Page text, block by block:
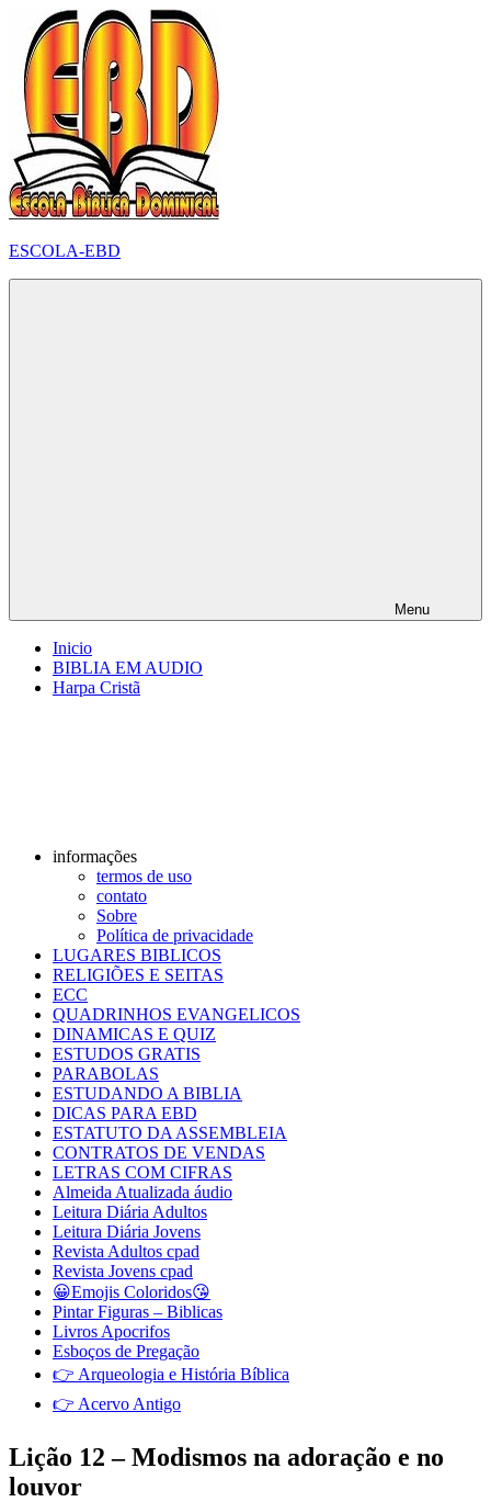
para
conteúdo
ESCOLA-EBD
Menu
Inicio
BIBLIA EM AUDIO
Harpa Cristã
informações
termos de uso
contato
Sobre
Política de privacidade
LUGARES BIBLICOS
RELIGIÕES E SEITAS
ECC
QUADRINHOS EVANGELICOS
DINAMICAS E QUIZ
ESTUDOS GRATIS
PARABOLAS
ESTUDANDO A BIBLIA
DICAS PARA EBD
ESTATUTO DA ASSEMBLEIA
CONTRATOS DE VENDAS
LETRAS COM CIFRAS
Almeida Atualizada áudio
Leitura Diária Adultos
Leitura Diária Jovens
Revista Adultos cpad
Revista Jovens cpad
😀Emojis Coloridos😘
Pintar Figuras – Biblicas
Livros Apocrifos
Esboços de Pregação
👉 Arqueologia e História Bíblica
👉 Acervo Antigo
Lição 12 – Modismos na adoração e no
louvor